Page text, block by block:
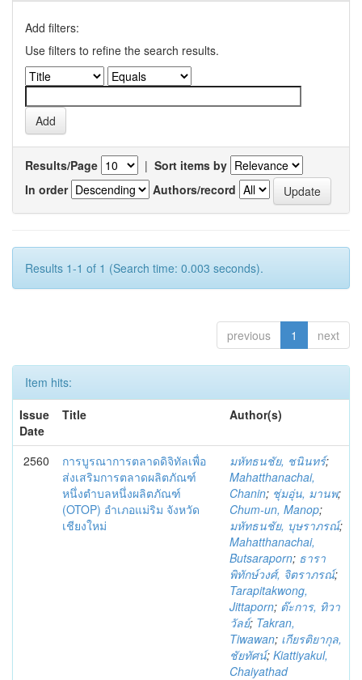
Add filters:
Use filters to refine the search results.
Results/Page | Sort items by
In order
Authors/record
Results 1-1 of 1 (Search time: 0.003 seconds).
previous 1 next
Item hits:
Issue
Date
Title Author(s)
2560
การบูรณาการตลาดดิจิทัลเพื่อ
ส่งเสริมการตลาดผลิตภัณฑ์
หนึ่งตำบลหนึ่งผลิตภัณฑ์
(OTOP) อำเภอแม่ริม จังหวัด
เชียงใหม่
มหัทธนชัย, ชนินทร์;
Mahatthanachai,
Chanin; ชุ่มอุ่น, มานพ;
Chum-un, Manop;
มหัทธนชัย, บุษราภรณ์;
Mahatthanachai,
Butsaraporn; ธารา
พิทักษ์วงศ์, จิตราภรณ์;
Tarapitakwong,
Jittaporn; ต๊ะการ, ทิวา
วัลย์; Takran,
Tiwawan; เกียรติยากุล,
ชัยทัศน์; Kiattiyakul,
Chaiyathad